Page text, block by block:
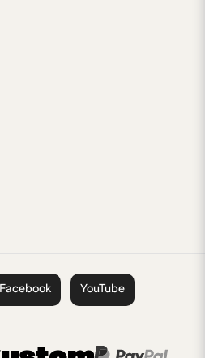
Facebook YouTube